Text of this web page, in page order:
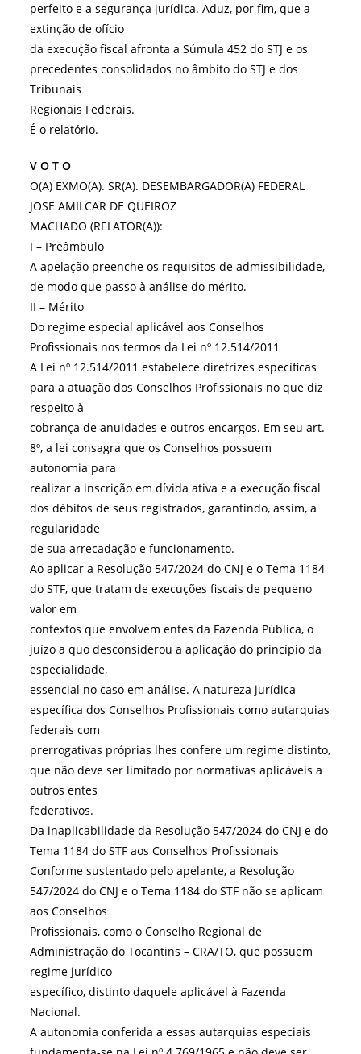
perfeito e a segurança jurídica. Aduz, por fim, que a
extinção de ofício
da execução fiscal afronta a Súmula 452 do STJ e os
precedentes consolidados no âmbito do STJ e dos
Tribunais
Regionais Federais.
É o relatório.
V O T O
O(A) EXMO(A). SR(A). DESEMBARGADOR(A) FEDERAL
JOSE AMILCAR DE QUEIROZ
MACHADO (RELATOR(A)):
I – Preâmbulo
A apelação preenche os requisitos de admissibilidade,
de modo que passo à análise do mérito.
II – Mérito
Do regime especial aplicável aos Conselhos
Profissionais nos termos da Lei nº 12.514/2011
A Lei nº 12.514/2011 estabelece diretrizes específicas
para a atuação dos Conselhos Profissionais no que diz
respeito à
cobrança de anuidades e outros encargos. Em seu art.
8º, a lei consagra que os Conselhos possuem
autonomia para
realizar a inscrição em dívida ativa e a execução fiscal
dos débitos de seus registrados, garantindo, assim, a
regularidade
de sua arrecadação e funcionamento.
Ao aplicar a Resolução 547/2024 do CNJ e o Tema 1184
do STF, que tratam de execuções fiscais de pequeno
valor em
contextos que envolvem entes da Fazenda Pública, o
juízo a quo desconsiderou a aplicação do princípio da
especialidade,
essencial no caso em análise. A natureza jurídica
específica dos Conselhos Profissionais como autarquias
federais com
prerrogativas próprias lhes confere um regime distinto,
que não deve ser limitado por normativas aplicáveis a
outros entes
federativos.
Da inaplicabilidade da Resolução 547/2024 do CNJ e do
Tema 1184 do STF aos Conselhos Profissionais
Conforme sustentado pelo apelante, a Resolução
547/2024 do CNJ e o Tema 1184 do STF não se aplicam
aos Conselhos
Profissionais, como o Conselho Regional de
Administração do Tocantins – CRA/TO, que possuem
regime jurídico
específico, distinto daquele aplicável à Fazenda
Nacional.
A autonomia conferida a essas autarquias especiais